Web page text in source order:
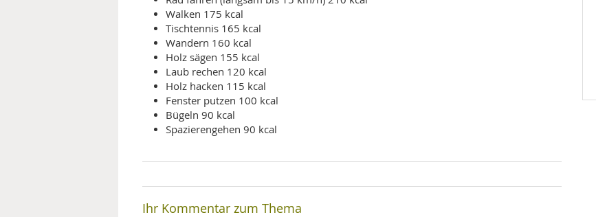
Walken 175 kcal
Tischtennis 165 kcal
Wandern 160 kcal
Holz sägen 155 kcal
Laub rechen 120 kcal
Holz hacken 115 kcal
Fenster putzen 100 kcal
Bügeln 90 kcal
Spazierengehen 90 kcal
Ihr Kommentar zum Thema